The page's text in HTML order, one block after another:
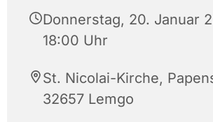
Donnerstag, 20. Januar
18:00 Uhr
St. Nicolai-Kirche,
32657 Lemgo